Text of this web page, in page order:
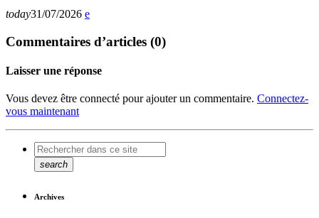
today31/07/2026
Commentaires d’articles (0)
Laisser une réponse
Vous devez être connecté pour ajouter un commentaire. Connectez-
vous maintenant
search
Archives